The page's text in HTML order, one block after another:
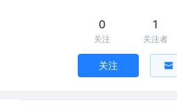
0
关注
1
关注者
关注